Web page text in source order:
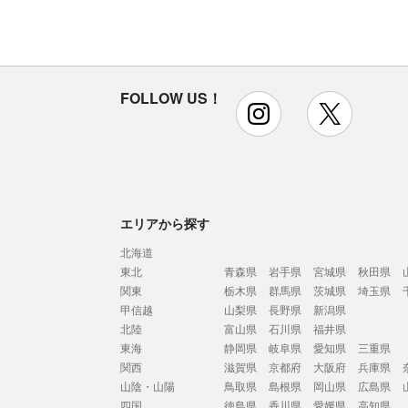
FOLLOW US！ instagram
エリアから探す
北海道
東北
青森県 岩手県 宮城県 秋田県
関東
栃木県 群馬県 茨城県 埼玉県
甲信越
山梨県 長野県
新潟県
北陸
富山県 石川県
福井県
東海
静岡県 岐阜県 愛知県
三重県
関西
滋賀県 京都府 大阪府 兵庫県
山陰・山陽
鳥取県 島根県 岡山県 広島県
四国
徳島県 香川県 愛媛県 高知県